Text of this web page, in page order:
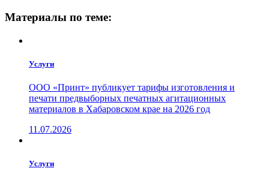
Материалы по теме:
Услуги
ООО «Принт» публикует тарифы изготовления и
печати предвыборных печатных агитационных
материалов в Хабаровском крае на 2026 год
11.07.2026
Услуги